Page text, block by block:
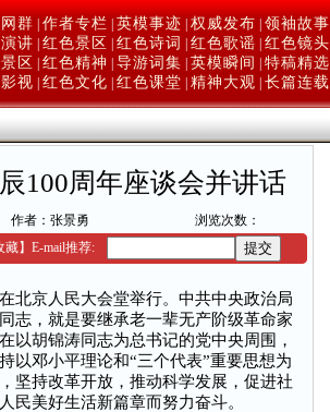
群 作者专栏 英模事迹 权威发布 领袖故事
讲 红色景区 红色诗词 红色歌谣 红色镜头
区 红色精神 导游词集 英模瞬间 特稿精选
视 红色文化 红色课堂 精神大观 长篇连载
100周年座谈会并讲话
作者：张景勇
浏览次数：
藏】 E-mail推荐:
京人民大会堂举行。中共中央政治局
志，就是要继承老一辈无产阶级革命家
以胡锦涛同志为总书记的党中央周围，
以邓小平理论和“三个代表”重要思想为
坚持改革开放，推动科学发展，促进社
民美好生活新篇章而努力奋斗。